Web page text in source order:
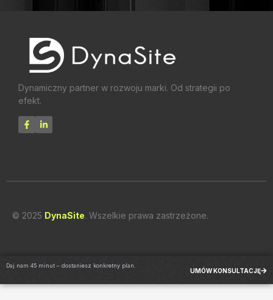
Dynamiczny partner w rozwoju marki. Od strategii po
efekt.
© 2025 DynaSite. Wszelkie prawa zastrzeżone.
Daj nam 45 minut – dostaniesz konkretny plan.
UMÓW KONSULTACJĘ